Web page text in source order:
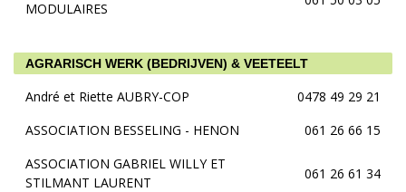
MODULAIRES
AGRARISCH WERK (BEDRIJVEN) & VEETEELT
André et Riette AUBRY-COP
0478 49 29 21
ASSOCIATION BESSELING - HENON
061 26 66 15
ASSOCIATION GABRIEL WILLY ET
STILMANT LAURENT
061 26 61 34